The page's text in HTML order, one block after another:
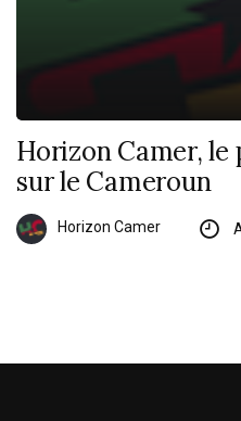
Horizon Camer, le
sur le Cameroun
Horizon Camer